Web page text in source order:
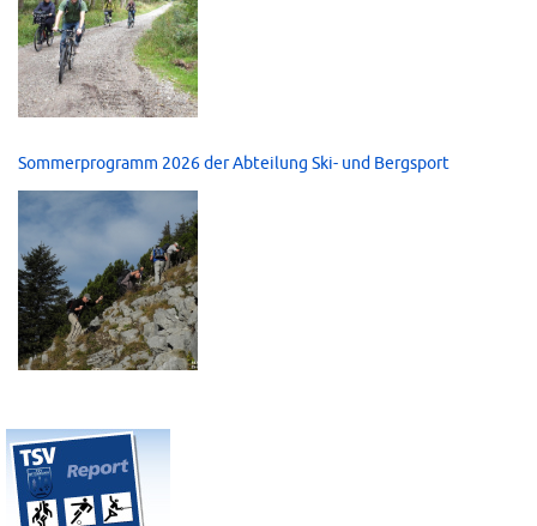
Sommerprogramm 2026 der Abteilung Ski- und Bergsport